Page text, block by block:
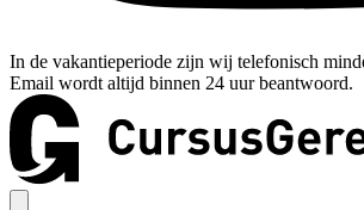
In de vakantieperiode zijn wij telefonisch
Email wordt altijd binnen 24 uur beantwoord.